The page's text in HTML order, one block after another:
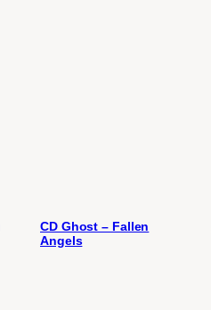
CD Ghost – Fallen
Angels